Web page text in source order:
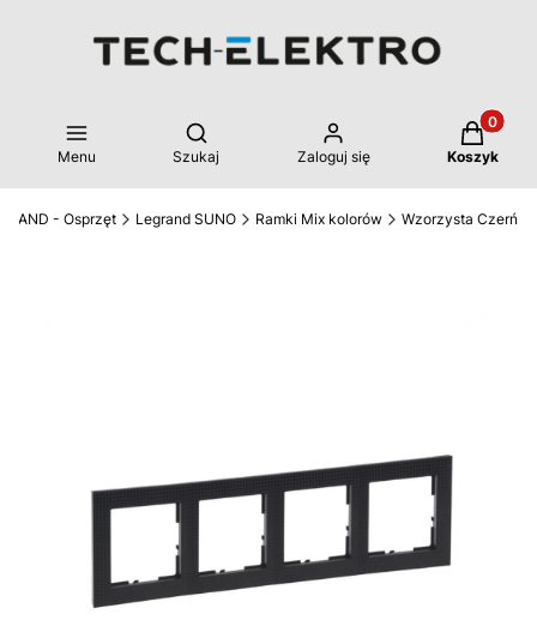
Menu
Otwórz wyszukiwarkę
Szukaj Zaloguj się Koszyk
- Osprzęt Legrand SUNO Ramki Mix kolorów Wzorzysta Czerń